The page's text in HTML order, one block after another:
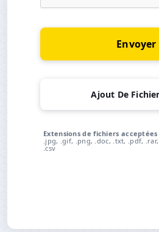
Envoyer
Ajout De Fichier
Extensions de fichiers acceptées
.jpg, .gif, .png, .doc, .txt, .pdf,
.csv